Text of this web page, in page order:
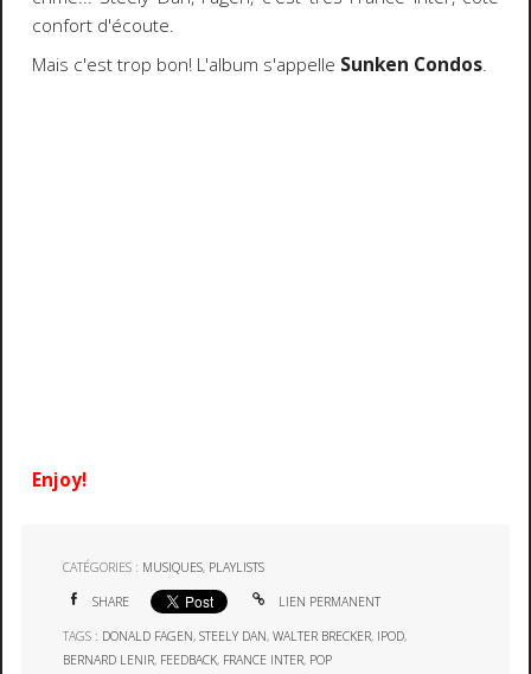
confort d'écoute.
Mais c'est trop bon! L'album s'appelle Sunken Condos.
Enjoy!
CATÉGORIES : MUSIQUES, PLAYLISTS
SHARE LIEN PERMANENT
TAGS : DONALD FAGEN,STEELY DAN,WALTER BRECKER, IPOD,
BERNARD LENIR, FEEDBACK, FRANCE INTER, POP